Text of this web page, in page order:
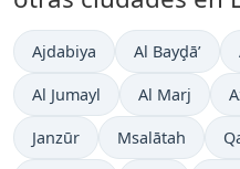
Ajdabiya Al Bayḑā’
Al Jumayl Al Marj
Janzūr Msalātah